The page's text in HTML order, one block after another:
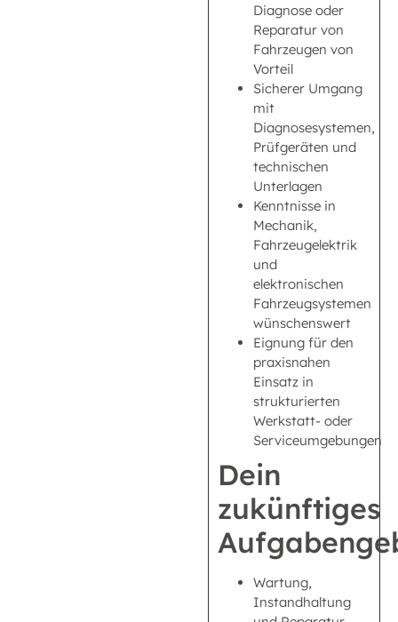
Diagnose oder
Reparatur von
Fahrzeugen von
Vorteil
Sicherer Umgang
mit
Diagnosesystemen,
Prüfgeräten und
technischen
Unterlagen
Kenntnisse in
Mechanik,
Fahrzeugelektrik
und
elektronischen
Fahrzeugsystemen
wünschenswert
Eignung für den
praxisnahen
Einsatz in
strukturierten
Werkstatt- oder
Serviceumgebungen
Dein
zukünftiges
Wartung,
Instandhaltung